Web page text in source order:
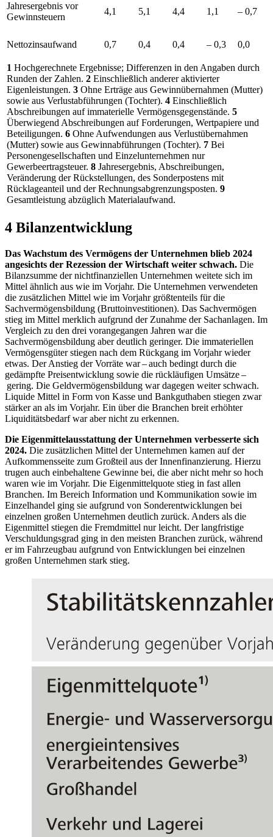
Jahresergebnis vor
Gewinnsteuern
4,1 5,1 4,4 1,1 – 0,7
Nettozinsaufwand 0,7 0,4 0,4 – 0,3 0,0
1 Hochgerechnete Ergebnisse; Differenzen in den Angaben durch
Runden der Zahlen. 2 Einschließlich anderer aktivierter
Eigenleistungen. 3 Ohne Erträge aus Gewinnübernahmen (Mutter)
sowie aus Verlustabführungen (Tochter). 4 Einschließlich
Abschreibungen auf immaterielle Vermögensgegenstände. 5
Überwiegend Abschreibungen auf Forderungen, Wertpapiere und
Beteiligungen. 6 Ohne Aufwendungen aus Verlustübernahmen
(Mutter) sowie aus Gewinnabführungen (Tochter). 7 Bei
Personengesellschaften und Einzelunternehmen nur
Gewerbeertragsteuer. 8 Jahresergebnis, Abschreibungen,
Veränderung der Rückstellungen, des Sonderpostens mit
Rücklageanteil und der Rechnungsabgrenzungsposten. 9
Gesamtleistung abzüglich Materialaufwand.
4 Bilanzentwicklung
Das Wachstum des Vermögens der Unternehmen blieb 2024
angesichts der Rezession der Wirtschaft weiter schwach. Die
Bilanzsumme der nichtfinanziellen Unternehmen weitete sich im
Mittel ähnlich aus wie im Vorjahr. Die Unternehmen verwendeten
die zusätzlichen Mittel wie im Vorjahr größtenteils für die
Sachvermögensbildung (Bruttoinvestitionen). Das Sachvermögen
stieg im Mittel merklich aufgrund der Zunahme der Sachanlagen. Im
Vergleich zu den drei vorangegangen Jahren war die
Sachvermögensbildung aber deutlich geringer. Die immateriellen
Vermögensgüter stiegen nach dem Rückgang im Vorjahr wieder
etwas. Der Anstieg der Vorräte war – auch bedingt durch die
gedämpfte Preisentwicklung sowie die rückläufigen Umsätze –
gering. Die Geldvermögensbildung war dagegen weiter schwach.
Liquide Mittel in Form von Kasse und Bankguthaben stiegen zwar
stärker an als im Vorjahr. Ein über die Branchen breit erhöhter
Liquiditätsbedarf war aber nicht zu erkennen.
Die Eigenmittelausstattung der Unternehmen verbesserte sich
2024. Die zusätzlichen Mittel der Unternehmen kamen auf der
Aufkommensseite zum Großteil aus der Innenfinanzierung. Hierzu
trugen auch einbehaltene Gewinne bei, die aber nicht mehr so hoch
waren wie im Vorjahr. Die Eigenmittelquote stieg in fast allen
Branchen. Im Bereich Information und Kommunikation sowie im
Einzelhandel ging sie aufgrund von Sonderentwicklungen bei
einzelnen großen Unternehmen deutlich zurück. Anders als die
Eigenmittel stiegen die Fremdmittel nur leicht. Der langfristige
Verschuldungsgrad ging in den meisten Branchen zurück, während
er im Fahrzeugbau aufgrund von Entwicklungen bei einzelnen
großen Unternehmen stark stieg.